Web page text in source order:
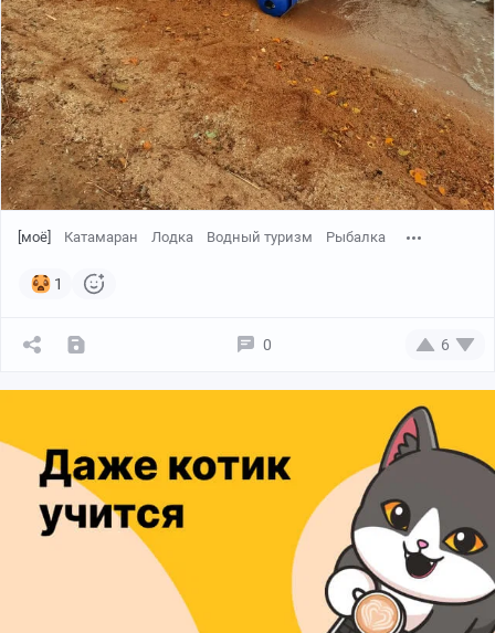
[моё] Катамаран Лодка Водный туризм Рыбалка
1
0 6